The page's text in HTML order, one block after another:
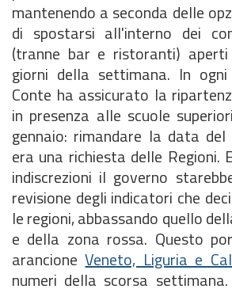
mantenendo a seconda delle
di spostarsi all'interno dei
(tranne bar e ristoranti)
giorni della settimana. In
Conte ha assicurato la
in presenza alle scuole
gennaio: rimandare la data
era una richiesta delle Regioni.
indiscrezioni il governo
revisione degli indicatori che
le regioni, abbassando quello
e della zona rossa. Questo
arancioneVeneto, Liguria e
numeri della scorsa